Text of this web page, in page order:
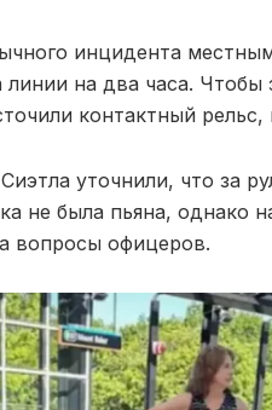
инцидента
линии на два часа.
контактный
уточнили, что за
не была пьяна, однако
вопросы офицеров.